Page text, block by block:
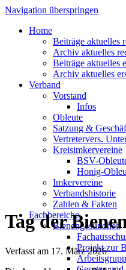
Navigation überspringen
Home
Beiträge aktuelles
Archiv aktuelles
Beiträge aktuelles
Archiv aktuelles
Verband
Vorstand
Infos
Obleute
Satzung &
Vertretervers.
Kreisimkervereine
BSV-
Honig-
Imkervereine
Verbandshistorie
Zahlen & Fakten
Fachbereiche
Bienengesundheit
Projekt zur
Tag der
Verfasst am 17. März 2026